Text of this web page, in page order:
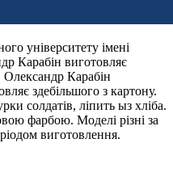
університету імені
Карабін виготовляє
Олександр Карабін
здебільшого з картону.
солдатів, ліпить ыз хліба.
фарбою. Моделі різні за
виготовлення.